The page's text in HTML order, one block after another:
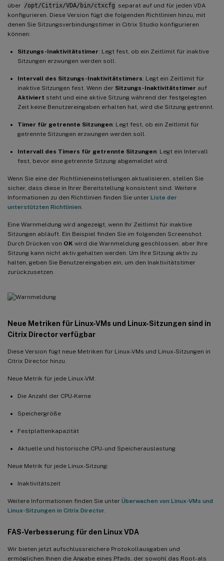
über /opt/Citrix/VDA/bin/ctxcfg separat auf und für jeden VDA
konfigurieren. Diese Version fügt die folgenden Richtlinien hinzu, mit
denen Sie Sitzungsverbindungstimer in Citrix Studio konfigurieren
können:
Sitzungs-Inaktivitätstimer: Legt fest, ob ein Zeitlimit für inaktive
Sitzungen erzwungen werden soll.
Intervall des Sitzungs-Inaktivitätstimers: Legt ein Zeitlimit für
inaktive Sitzungen fest. Wenn der Sitzungs-Inaktivitätstimer auf
Aktiviert steht und eine aktive Sitzung während der festgelegten
Zeit keine Benutzereingaben erhalten hat, wird die Sitzung getrennt.
Timer für getrennte Sitzungen: Legt fest, ob ein Zeitlimit für
getrennte Sitzungen erzwungen werden soll.
Intervall des Timers für getrennte Sitzungen: Legt ein Intervall
fest, bevor eine getrennte Sitzung abgemeldet wird.
Wenn Sie eine der Richtlinieneinstellungen aktualisieren, stellen Sie
sicher, dass diese in Ihrer Bereitstellung konsistent sind. Weitere
Informationen zu den Richtlinien finden Sie unter Liste der
unterstützten Richtlinien
Eine Warnmeldung wird angezeigt, wenn Ihr Zeitlimit für inaktive
Sitzungen abläuft. Ein Beispiel finden Sie im folgenden Screenshot.
Durch Drücken von OK wird die Warnmeldung geschlossen, aber Ihre
Sitzung kann nicht aktiv gehalten werden. Um Ihre Sitzung aktiv zu
halten, geben Sie Benutzereingaben ein, um den Inaktivitätstimer
zurückzusetzen.
Neue Metriken für Linux-VMs und Linux-Sitzungen sind in
Citrix Director verfügbar
Diese Version fügt neue Metriken für Linux-VMs und Linux-Sitzungen in
Citrix Director hinzu.
Neue Metrik für jede Linux-VM:
Die Anzahl der CPU-Kerne
Speichergröße
Festplattenkapazität
Aktuelle und historische CPU- und Speicherauslastung
Neue Metrik für jede Linux-Sitzung:
Inaktivitätszeit
Weitere Informationen finden Sie unter Überwachen von Linux-VMs und
Linux-Sitzungen in Citrix Director
FAS-Verbesserung für den Linux VDA
Wir bieten jetzt aufschlussreichere Protokollausgaben und
ermöglichen Ihnen die Angabe eines Pfads, der sowohl das Root- als